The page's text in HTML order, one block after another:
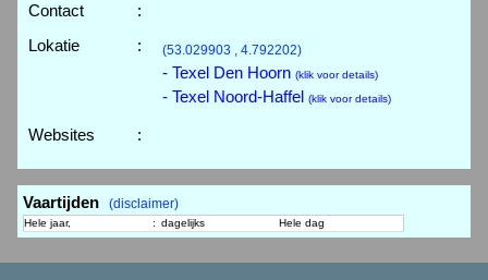
Contact
:
Lokatie
: (53.029903 , 4.792202)
- Texel Den Hoorn (klik voor details)
- Texel Noord-Haffel (klik voor details)
Websites :
Vaartijden (disclaimer)
Hele jaar, : dagelijks Hele dag